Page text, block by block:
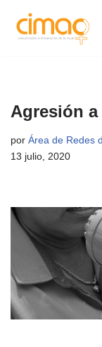
Saltar
Agresión a
por Área de Redes
13 julio, 2020